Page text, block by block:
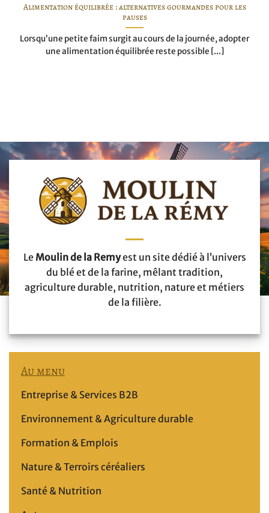
Alimentation équilibrée : alternatives gourmandes pour les
pauses
Lorsqu’une petite faim surgit au cours de la journée, adopter
une alimentation équilibrée reste possible [...]
Le Moulin de la Remyest un site dédié à l’univers
du blé et de la farine, mêlant tradition,
agriculture durable, nutrition, nature et métiers
de la filière.
Au menu
Entreprise & Services B2B
Environnement & Agriculture durable
Formation & Emplois
Nature & Terroirs céréaliers
Santé & Nutrition